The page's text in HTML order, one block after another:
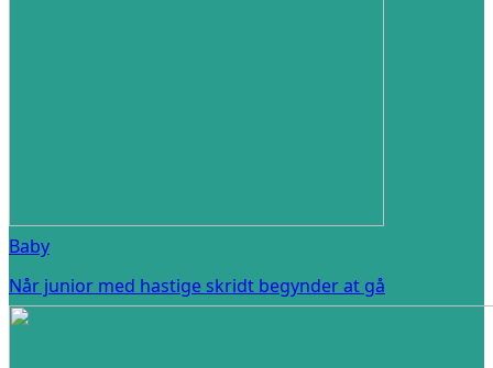
Baby
Når junior med hastige skridt begynder at gå